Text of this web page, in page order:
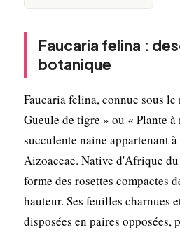
Faucaria felina :
botanique
Faucaria felina, connue sous
Gueule de tigre » ou « Plante à
succulente naine appartenant
Aizoaceae. Native d'Afrique
forme des rosettes compactes
hauteur. Ses feuilles charnues
disposées en paires opposées,